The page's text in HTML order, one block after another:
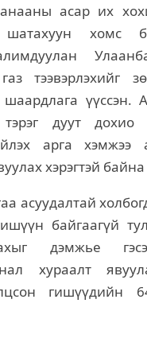
асар их
хомс
тээвэрлэхийг
үүссэн.
дуут дохио
арга хэмжээ
хэрэгтэй
асуудалтай
байгаагүй
дэмжье
хураалт
гишүүдийн